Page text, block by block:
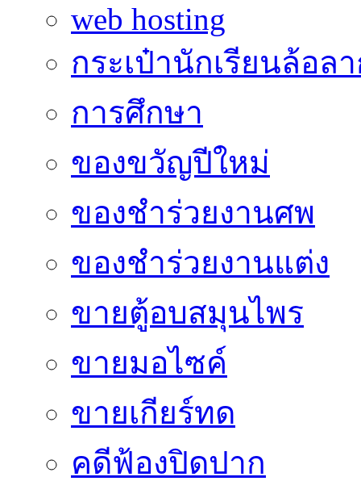
web hosting
กระเป๋านักเรียนล้อล
การศึกษา
ของขวัญปีใหม่
ของชำร่วยงานศพ
ของชำร่วยงานแต่ง
ขายตู้อบสมุนไพร
ขายมอไซค์
ขายเกียร์ทด
คดีฟ้องปิดปาก